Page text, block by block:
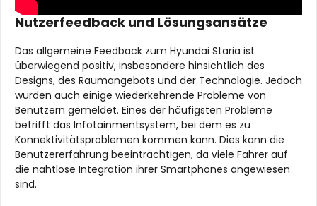
Nutzerfeedback und Lösungsansätze
Das allgemeine Feedback zum Hyundai Staria ist
überwiegend positiv, insbesondere hinsichtlich des
Designs, des Raumangebots und der Technologie. Jedoch
wurden auch einige wiederkehrende Probleme von
Benutzern gemeldet. Eines der häufigsten Probleme
betrifft das Infotainmentsystem, bei dem es zu
Konnektivitätsproblemen kommen kann. Dies kann die
Benutzererfahrung beeinträchtigen, da viele Fahrer auf
die nahtlose Integration ihrer Smartphones angewiesen
sind.